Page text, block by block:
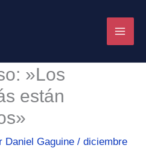
»Los
están
Daniel Gaguine / diciembre